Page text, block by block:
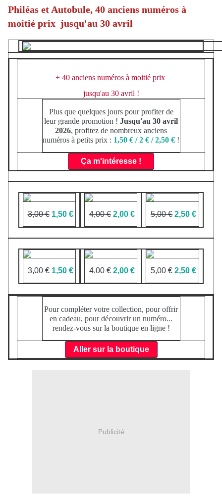
Philéas et Autobule, 40 anciens numéros à
moitié prix jusqu'au 30 avril
+ 40 anciens numéros à moitié prix
jusqu'au 30 avril !
Plus que quelques jours pour profiter de
leur grande promotion ! Jusqu'au 30 avril
2026, profitez de nombreux anciens
numéros à petits prix : 1,50 € / 2 € / 2,50 € !
Ça m'intéresse !
3,00 € 1,50 € 4,00 € 2,00 € 5,00 € 2,50 €
3,00 € 1,50 € 4,00 € 2,00 € 5,00 € 2,50 €
Pour compléter votre collection, pour offrir
en cadeau, pour découvrir un numéro...
rendez-vous sur la boutique en ligne !
Aller sur la boutique
Publicité